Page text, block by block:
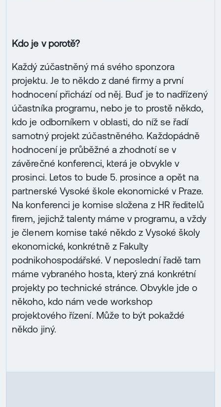
Kdo je v porotě?
Každý zúčastněný má svého sponzora
projektu. Je to někdo z dané firmy a první
hodnocení přichází od něj. Buď je to nadřízený
účastníka programu, nebo je to prostě někdo,
kdo je odborníkem v oblasti, do níž se řadí
samotný projekt zúčastněného. Každopádně
hodnocení je průběžné a zhodnotí se v
závěrečné konferenci, která je obvykle v
prosinci. Letos to bude 5. prosince a opět na
partnerské Vysoké škole ekonomické v Praze.
Na konferenci je komise složena z HR ředitelů
firem, jejichž talenty máme v programu, a vždy
je členem komise také někdo z Vysoké školy
ekonomické, konkrétně z Fakulty
podnikohospodářské. V neposlední řadě tam
máme vybraného hosta, který zná konkrétní
projekty po technické stránce. Obvykle jde o
někoho, kdo nám vede workshop
projektového řízení. Může to být pokaždé
někdo jiný.